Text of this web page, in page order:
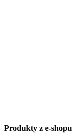
Produkty z e-shopu